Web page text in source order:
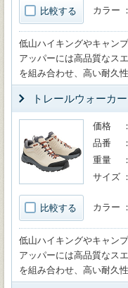
比較する
カラー
低山ハイキングやキャン
アッパーには高品質なス
を組み合わせ、高い耐久
トレールウォーカ
比較する
価格
品番
重量
サイズ
カラー
低山ハイキングやキャン
アッパーには高品質なス
を組み合わせ、高い耐久